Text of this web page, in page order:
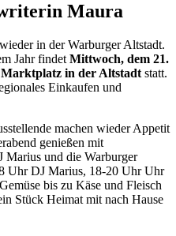
Maura
in der Warburger Altstadt.
Jahr findet Mittwoch, dem 21.
in der Altstadt statt.
Einkaufen und
machen wieder Appetit
genießen mit
Marius und die Warburger
Uhr DJ Marius, 18-20 Uhr Uhr
bis zu Käse und Fleisch
Stück Heimat mit nach Hause